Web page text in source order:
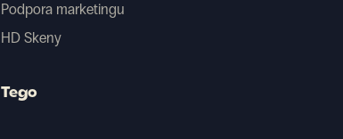
Podpora marketingu
HD Skeny
Tego